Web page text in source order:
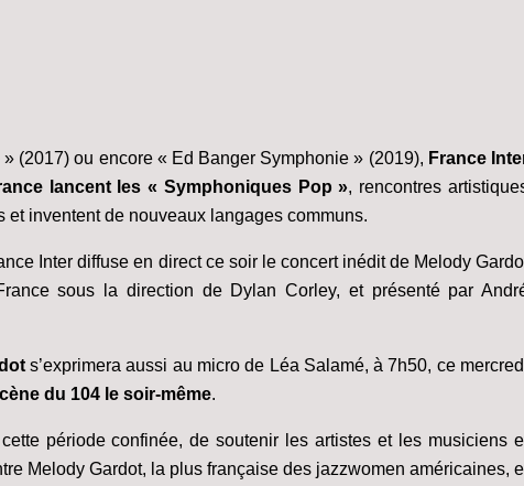
(2017) ou encore « Ed Banger Symphonie » (2019), France
lancent les « Symphoniques Pop », rencontres
inventent de nouveaux langages communs.
Inter diffuse en direct ce soir le concert inédit de Melody
sous la direction de Dylan Corley, et présenté par
s’exprimera aussi au micro de Léa Salamé, à 7h50, ce
du 104 le soir-même.
période confinée, de soutenir les artistes et les musiciens
Melody Gardot, la plus française des jazzwomen américaines,